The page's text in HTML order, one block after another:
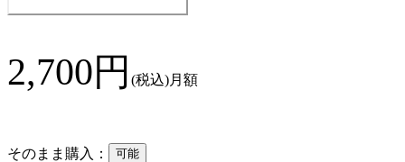
2,700円 (税込)月額
そのまま購入： 可能